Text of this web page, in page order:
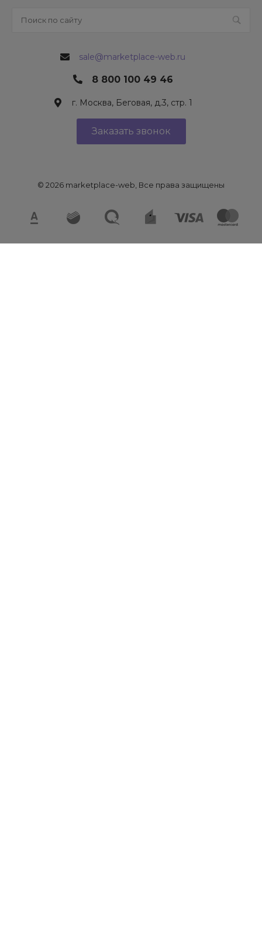
sale@marketplace-web.ru
8 800 100 49 46
г. Москва, Беговая, д.3, стр. 1
Заказать звонок
© 2026 marketplace-web, Все права защищены